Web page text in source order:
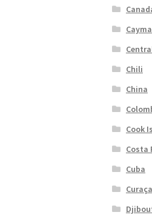
Chili
China
Cook
Costa
Cuba